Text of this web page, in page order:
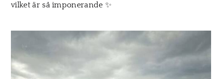
vilket är såimponerande ✨